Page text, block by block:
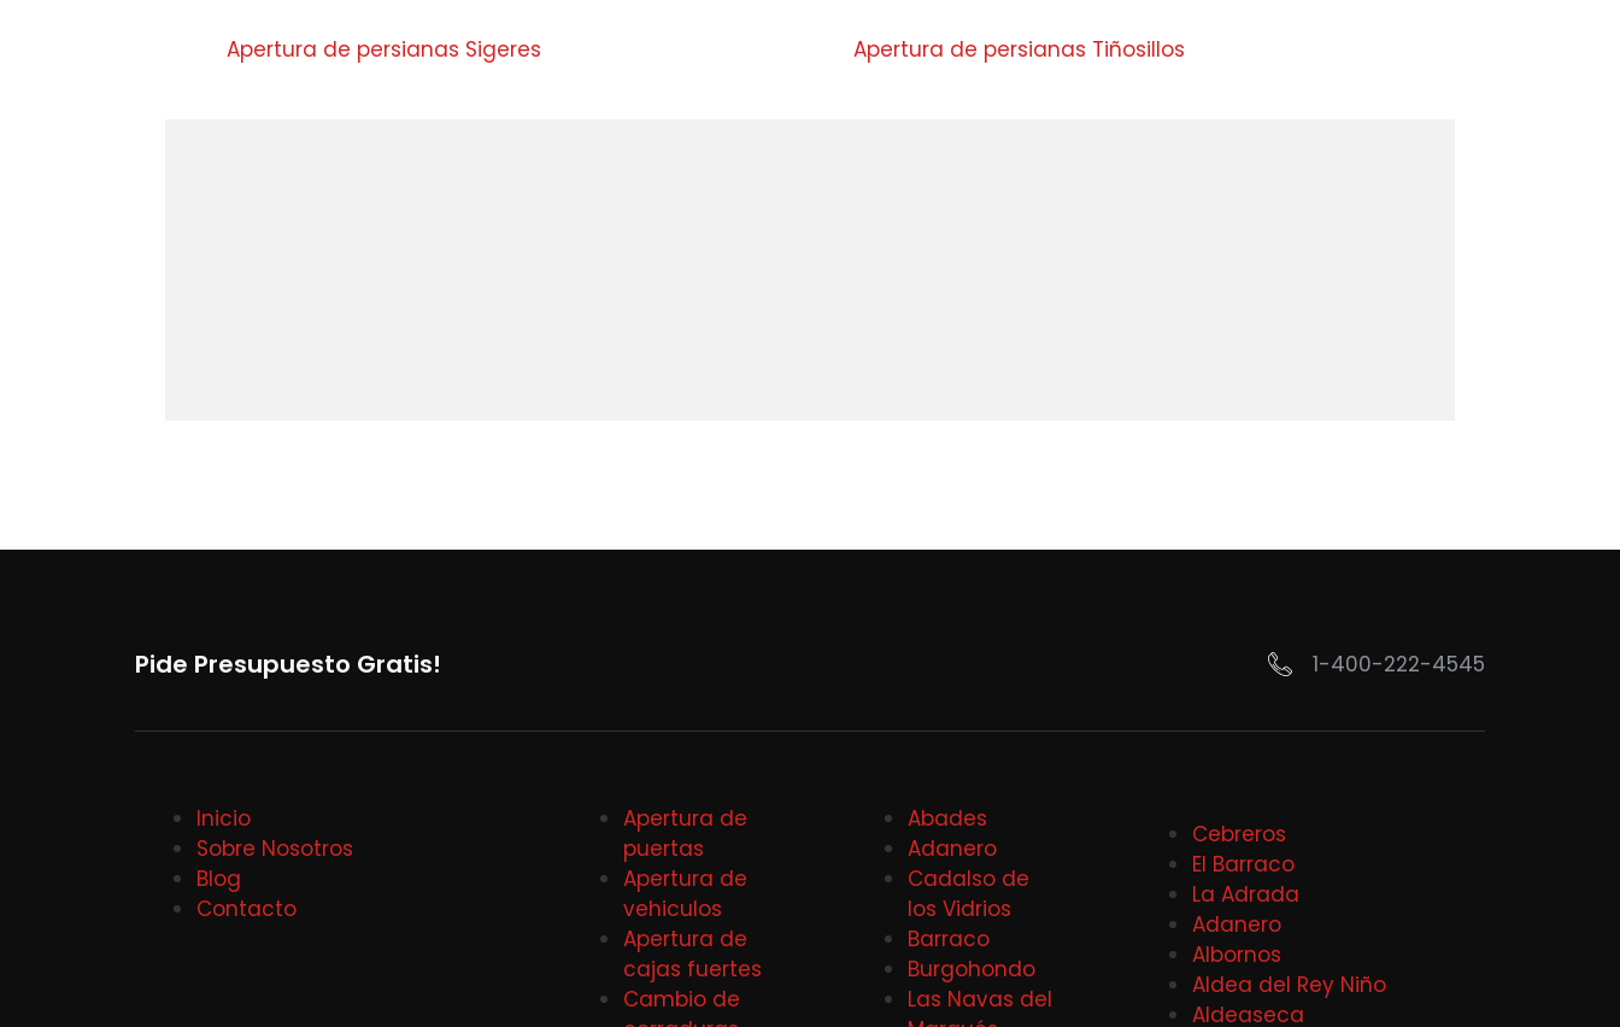
Apertura de persianas Sigeres Apertura de persianas Tiñosillos
Pide Presupuesto Gratis! 1-400-222-4545
Inicio
Sobre Nosotros
Blog
Contacto
Apertura de
puertas
Apertura de
vehiculos
Apertura de
cajas fuertes
Cambio de
Abades
Adanero
Cadalso de
los Vidrios
Barraco
Burgohondo
Las Navas del
Cebreros
El Barraco
La Adrada
Adanero
Albornos
Aldea del Rey Niño
Aldeaseca